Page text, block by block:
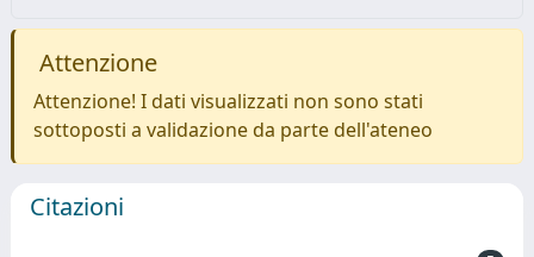
Attenzione
Attenzione! I dati visualizzati non sono stati
sottoposti a validazione da parte dell'ateneo
Citazioni